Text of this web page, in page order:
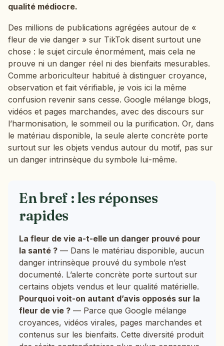
qualité médiocre.
Des millions de publications agrégées autour de «
fleur de vie danger » sur TikTok disent surtout une
chose : le sujet circule énormément, mais cela ne
prouve ni un danger réel ni des bienfaits mesurables.
Comme arboriculteur habitué à distinguer croyance,
observation et fait vérifiable, je vois ici la même
confusion revenir sans cesse. Google mélange blogs,
vidéos et pages marchandes, avec des discours sur
l’harmonisation, le sommeil ou la purification. Or, dans
le matériau disponible, la seule alerte concrète porte
surtout sur les objets vendus autour du motif, pas sur
un danger intrinsèque du symbole lui-même.
En bref : les réponses
rapides
La fleur de vie a-t-elle un danger prouvé pour
la santé ? — Dans le matériau disponible, aucun
danger intrinsèque prouvé du symbole n’est
documenté. L’alerte concrète porte surtout sur
certains objets vendus et leur qualité matérielle.
Pourquoi voit-on autant d’avis opposés sur la
fleur de vie ? — Parce que Google mélange
croyances, vidéos virales, pages marchandes et
contenus sur les bienfaits. Cette diversité produit